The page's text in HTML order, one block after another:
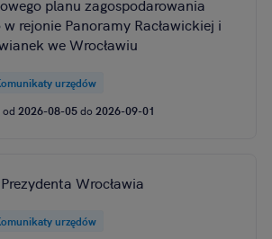
planu zagospodarowania
rejonie Panoramy Racławickiej i
we Wrocławiu
urzędów
od 2026-08-05do 2026-09-01
Wrocławia
urzędów